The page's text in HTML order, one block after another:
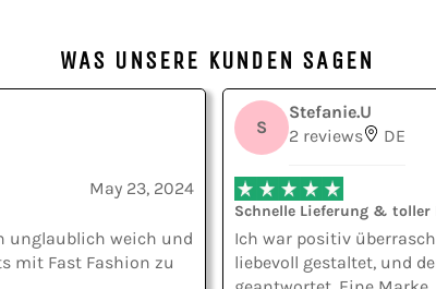
WAS UNSERE KUNDEN SAGEN
May 23, 2024
unglaublich weich und
mit Fast Fashion zu
S
Stefanie.U
2 reviews
DE
Schnelle Lieferung & toller
Ich war positiv
liebevoll gestaltet, und